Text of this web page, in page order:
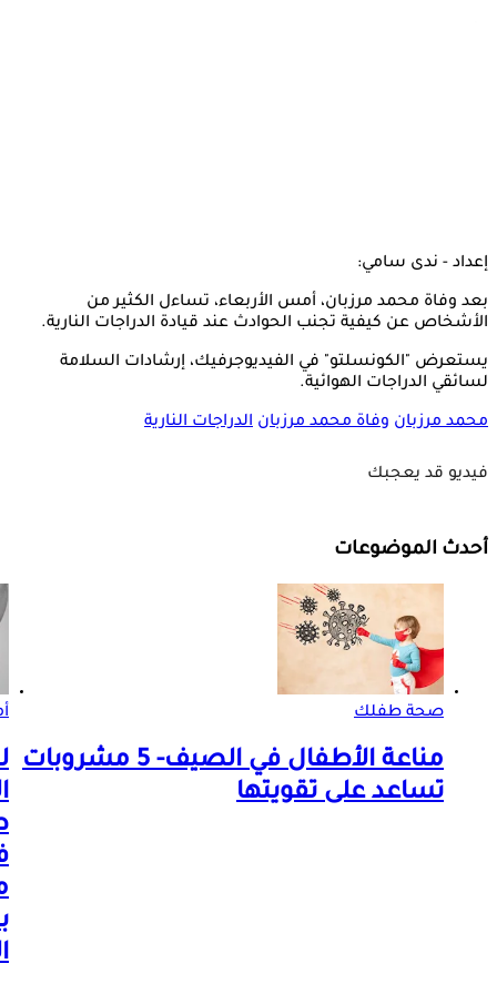
إعداد - ندى سامي:
بعد وفاة محمد مرزبان، أمس الأربعاء، تساءل الكثير من
الأشخاص عن كيفية تجنب الحوادث عند قيادة الدراجات النارية.
يستعرض "الكونسلتو" في الفيديوجرفيك، إرشادات السلامة
لسائقي الدراجات الهوائية.
محمد مرزبان وفاة محمد مرزبان الدراجات النارية
فيديو قد يعجبك
أحدث الموضوعات
صحة طفلك
مناعة الأطفال في الصيف- 5 مشروبات
تساعد على تقويتها